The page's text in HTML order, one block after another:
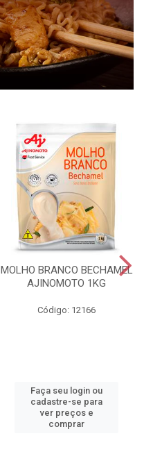
MOLHO BRANCO BECHAMEL
AJINOMOTO 1KG
Código: 12166
Faça seu login ou
cadastre-se para
ver preços e
comprar